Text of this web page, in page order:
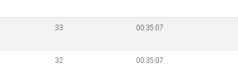
33 00:35:07
32 00:35:07